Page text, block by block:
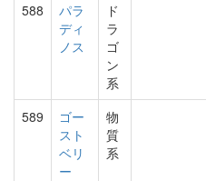
588
パラ
ディ
ノス
ド
ラ
ゴ
ン
系
589
ゴー
スト
ベリ
ー
物
質
系